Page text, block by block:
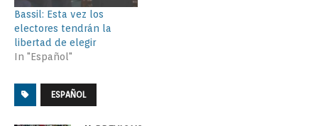
Bassil: Esta vez los
electores tendrán la
libertad de elegir
In "Español"
ESPAÑOL